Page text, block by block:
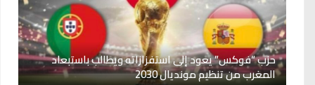
حزب “فوكس” يعود إلى استفزازاته ويطالب باستبعاد
المغرب من تنظيم مونديال 2030